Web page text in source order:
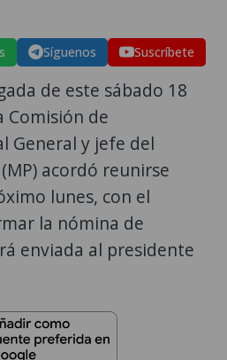
Síguenos Suscríbete
de este sábado 18
Comisión de
General y jefe del
acordó reunirse
lunes, con el
la nómina de
enviada al presidente